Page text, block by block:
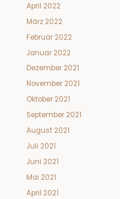
April 2022
März 2022
Februar 2022
Januar 2022
Dezember 2021
November 2021
Oktober 2021
September 2021
August 2021
Juli 2021
Juni 2021
Mai 2021
April 2021